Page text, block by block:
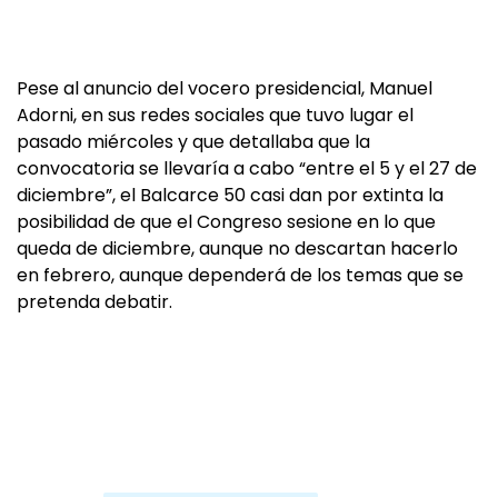
Pese al anuncio del vocero presidencial, Manuel
Adorni, en sus redes sociales que tuvo lugar el
pasado miércoles y que detallaba que la
convocatoria se llevaría a cabo “entre el 5 y el 27 de
diciembre”, el Balcarce 50 casi dan por extinta la
posibilidad de que el Congreso sesione en lo que
queda de diciembre, aunque no descartan hacerlo
en febrero, aunque dependerá de los temas que se
pretenda debatir.